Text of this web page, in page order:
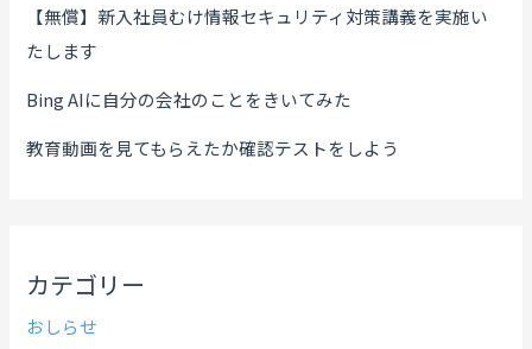
【無償】新入社員むけ情報セキュリティ対策講義を実施い
たします
Bing AIに自分の会社のことをきいてみた
教育動画を見てもらえたか確認テストをしよう
カテゴリー
おしらせ